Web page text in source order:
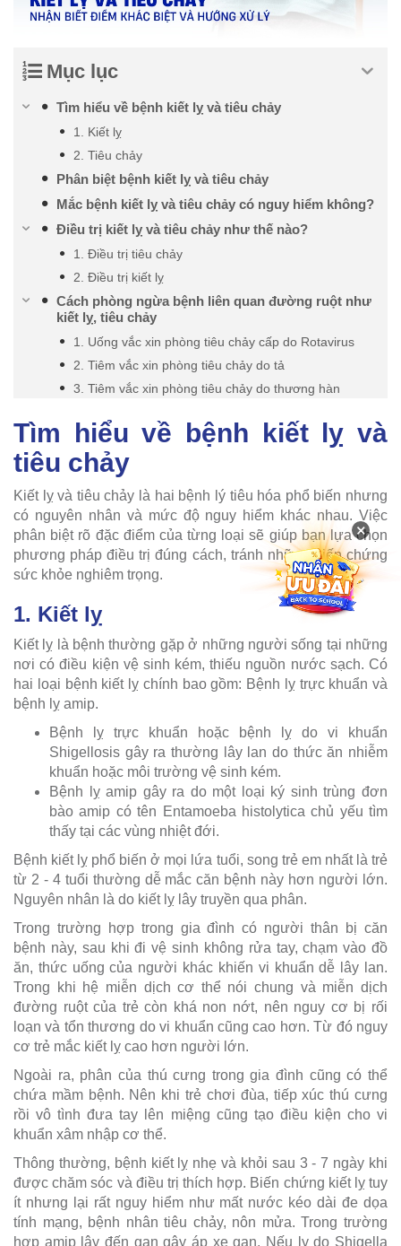
Mục lục
Tìm hiểu về bệnh kiết lỵ và tiêu chảy
1. Kiết lỵ
2. Tiêu chảy
Phân biệt bệnh kiết lỵ và tiêu chảy
Mắc bệnh kiết lỵ và tiêu chảy có nguy hiểm không?
Điều trị kiết lỵ và tiêu chảy như thế nào?
1. Điều trị tiêu chảy
2. Điều trị kiết lỵ
Cách phòng ngừa bệnh liên quan đường ruột như
kiết lỵ, tiêu chảy
1. Uống vắc xin phòng tiêu chảy cấp do Rotavirus
2. Tiêm vắc xin phòng tiêu chảy do tả
3. Tiêm vắc xin phòng tiêu chảy do thương hàn
Tìm hiểu về bệnh kiết lỵ và
tiêu chảy
Kiết lỵ và tiêu chảy là hai bệnh lý tiêu hóa phổ biến nhưng
có nguyên nhân và mức độ nguy hiểm khác nhau. Việc
phân biệt rõ đặc điểm của từng loại sẽ giúp bạn lựa chọn
phương pháp điều trị đúng cách, tránh những biến chứng
sức khỏe nghiêm trọng.
1. Kiết lỵ
Kiết lỵ là bệnh thường gặp ở những người sống tại những
nơi có điều kiện vệ sinh kém, thiếu nguồn nước sạch. Có
hai loại bệnh kiết lỵ chính bao gồm: Bệnh lỵ trực khuẩn và
bệnh lỵ amip.
Bệnh lỵ trực khuẩn hoặc bệnh lỵ do vi khuẩn
Shigellosis gây ra thường lây lan do thức ăn nhiễm
khuẩn hoặc môi trường vệ sinh kém.
Bệnh lỵ amip gây ra do một loại ký sinh trùng đơn
bào amip có tên Entamoeba histolytica chủ yếu tìm
thấy tại các vùng nhiệt đới.
Bệnh kiết lỵ phổ biến ở mọi lứa tuổi, song trẻ em nhất là trẻ
từ 2 - 4 tuổi thường dễ mắc căn bệnh này hơn người lớn.
Nguyên nhân là do kiết lỵ lây truyền qua phân.
Trong trường hợp trong gia đình có người thân bị căn
bệnh này, sau khi đi vệ sinh không rửa tay, chạm vào đồ
ăn, thức uống của người khác khiến vi khuẩn dễ lây lan.
Trong khi hệ miễn dịch cơ thể nói chung và miễn dịch
đường ruột của trẻ còn khá non nớt, nên nguy cơ bị rối
loạn và tổn thương do vi khuẩn cũng cao hơn. Từ đó nguy
cơ trẻ mắc kiết lỵ cao hơn người lớn.
Ngoài ra, phân của thú cưng trong gia đình cũng có thể
chứa mầm bệnh. Nên khi trẻ chơi đùa, tiếp xúc thú cưng
rồi vô tình đưa tay lên miệng cũng tạo điều kiện cho vi
khuẩn xâm nhập cơ thể.
Thông thường, bệnh kiết lỵ nhẹ và khỏi sau 3 - 7 ngày khi
được chăm sóc và điều trị thích hợp. Biến chứng kiết lỵ tuy
ít nhưng lại rất nguy hiểm như mất nước kéo dài đe dọa
tính mạng, bệnh nhân tiêu chảy, nôn mửa. Trong trường
hợp amip lây đến gan gây áp xe gan. Nếu lỵ do Shigella
×